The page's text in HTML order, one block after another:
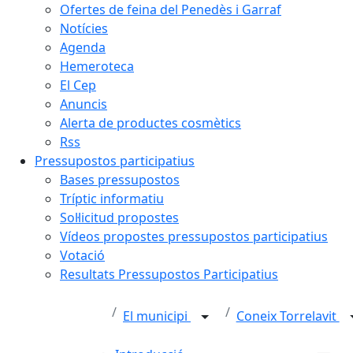
Ofertes de feina del Penedès i Garraf
Notícies
Agenda
Hemeroteca
El Cep
Anuncis
Alerta de productes cosmètics
Rss
Pressupostos participatius
Bases pressupostos
Tríptic informatiu
Sol·licitud propostes
Vídeos propostes pressupostos participatius
Votació
Resultats Pressupostos Participatius
El municipi Coneix Torrelavit